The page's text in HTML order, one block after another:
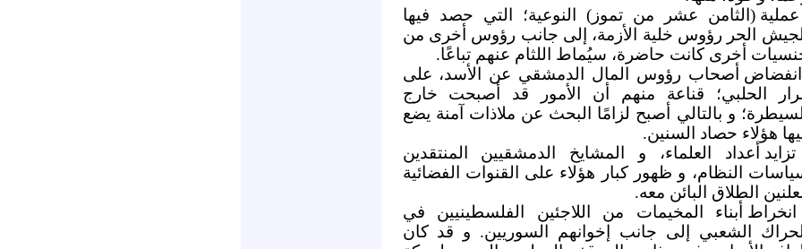
عملية (الثامن عشر من تموز) النوعية؛ التي حصد فيها
الجيش الحر رؤوس خلية الأزمة، إلى جانب رؤوس أخرى من
أخرى كانت حاضرة، سيُماط اللثام عنهم تباعًا.
انفضاض أصحاب رؤوس المال الدمشقي عن الأسد، على
الحلبي؛ قناعة منهم أن الأمور قد أصبحت خارج
السيطرة؛ و بالتالي أصبح لزامًا البحث عن ملاذات آمنة يضع
هؤلاء حصاد السنين.
تزايد أعداد العلماء، و المشايخ الدمشقيين المنتقدين
النظام، و ظهور كبار هؤلاء على القنوات الفضائية
الطلاق البائن معه.
انخراط أبناء المخيمات من اللاجئين الفلسطينيين في
الحراك الشعبي إلى جانب إخوانهم السوريين. و قد كان